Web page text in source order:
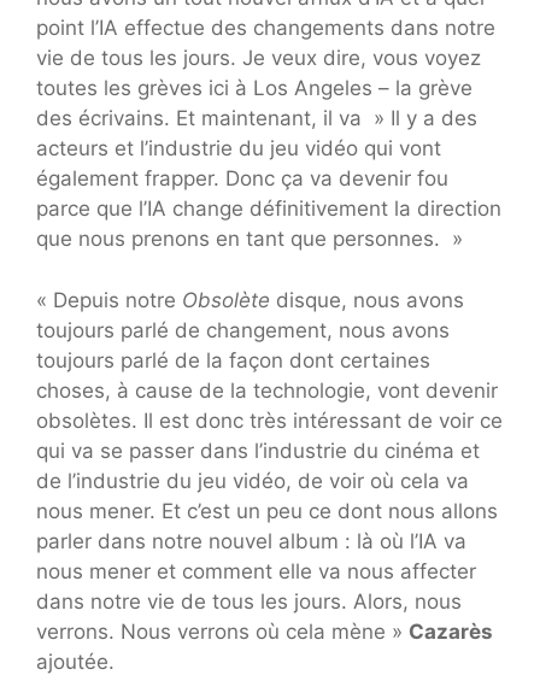
point l’IA effectue des changements dans notre
vie de tous les jours. Je veux dire, vous voyez
toutes les grèves ici à Los Angeles – la grève
des écrivains. Et maintenant, il va » Il y a des
acteurs et l’industrie du jeu vidéo qui vont
également frapper. Donc ça va devenir fou
parce que l’IA change définitivement la direction
que nous prenons en tant que personnes. »
« Depuis notre Obsolète disque, nous avons
toujours parlé de changement, nous avons
toujours parlé de la façon dont certaines
choses, à cause de la technologie, vont devenir
obsolètes. Il est donc très intéressant de voir ce
qui va se passer dans l’industrie du cinéma et
de l’industrie du jeu vidéo, de voir où cela va
nous mener. Et c’est un peu ce dont nous allons
parler dans notre nouvel album : là où l’IA va
nous mener et comment elle va nous affecter
dans notre vie de tous les jours. Alors, nous
verrons. Nous verrons où cela mène » Cazarès
ajoutée.